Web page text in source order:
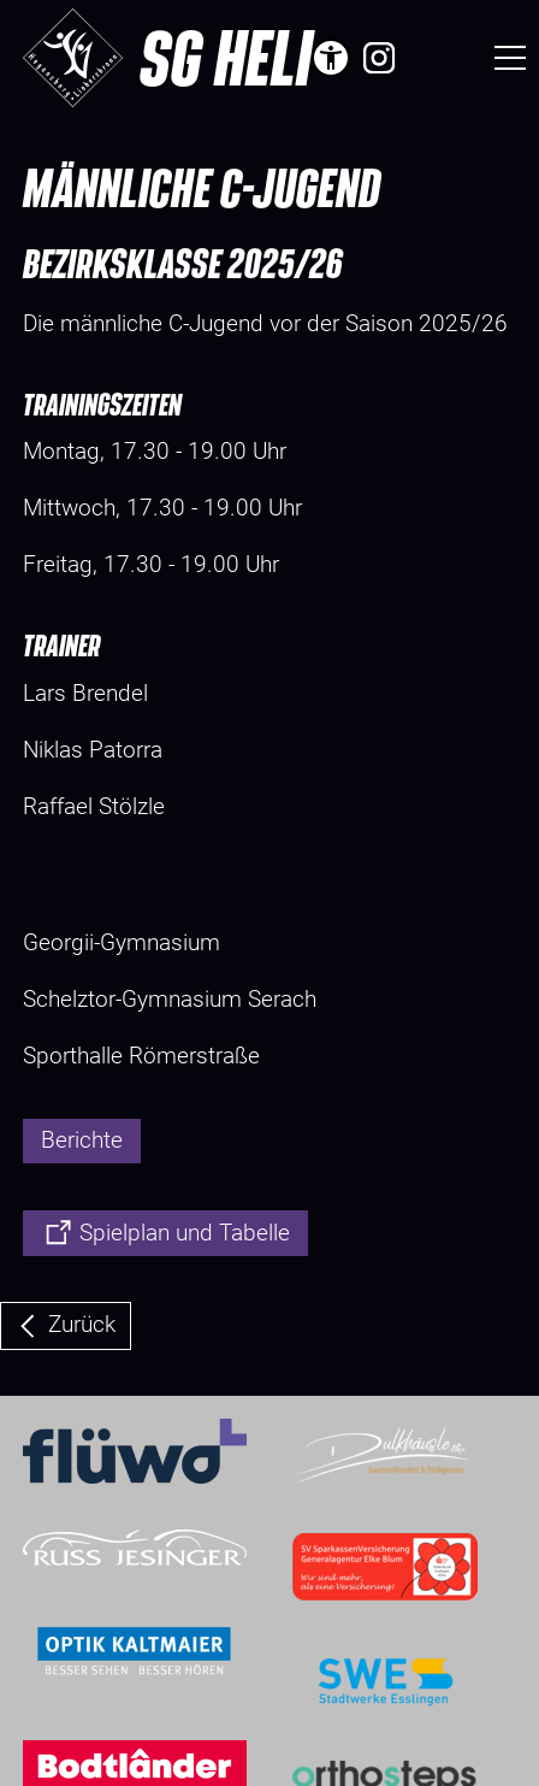
SG HELI
MÄNNLICHE C-JUGEND
BEZIRKSKLASSE 2025/26
Die männliche C-Jugend vor der Saison 2025/26
TRAININGSZEITEN
Montag, 17.30 - 19.00 Uhr
Mittwoch, 17.30 - 19.00 Uhr
Freitag, 17.30 - 19.00 Uhr
TRAINER
Lars Brendel
Niklas Patorra
Raffael Stölzle
Georgii-Gymnasium
Schelztor-Gymnasium Serach
Sporthalle Römerstraße
Berichte
Spielplan und Tabelle
Zurück